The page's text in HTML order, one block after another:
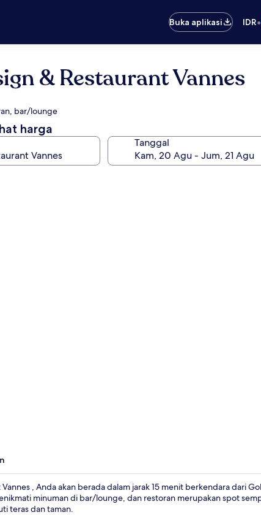
Buka aplikasi
IDR•
& Restaurant Vannes
bar/lounge
harga
Tanggal
, Anda akan berada dalam jarak 15 menit berkendara dari
minuman di bar/lounge, dan restoran merupakan spot
teras dan taman.